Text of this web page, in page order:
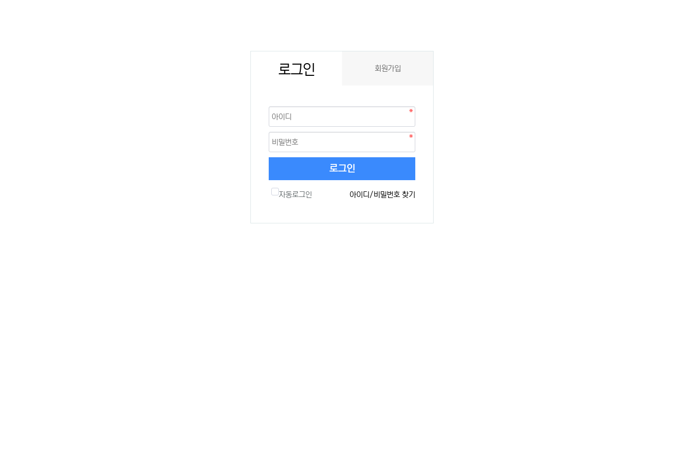
로그인 회원가입
로그인
자동로그인 아이디/비밀번호 찾기